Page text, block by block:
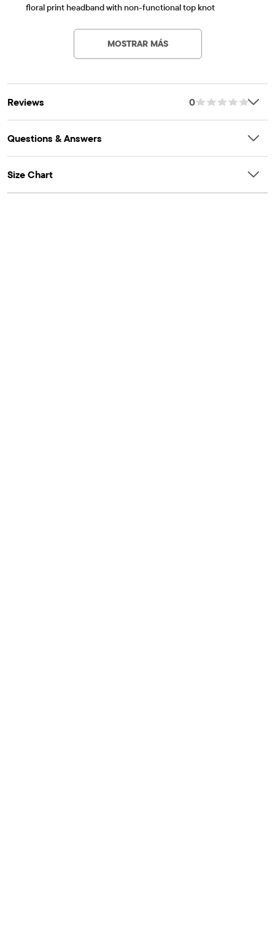
floral print headband with non-functional top knot
MOSTRAR MÁS
Reviews 0
Questions & Answers
Size Chart